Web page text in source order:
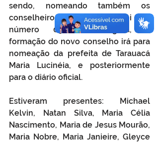
sendo, nomeando também os
conselheiros. O Decreto foi de
número 096/2014. Agora, a
formação do novo conselho irá para
nomeação da prefeita de Tarauacá
Maria Lucinéia, e posteriormente
para o diário oficial.
Estiveram presentes: Michael
Kelvin, Natan Silva, Maria Célia
Nascimento, Maria de Jesus Mourão,
Maria Nobre, Maria Janieire, Gleyce